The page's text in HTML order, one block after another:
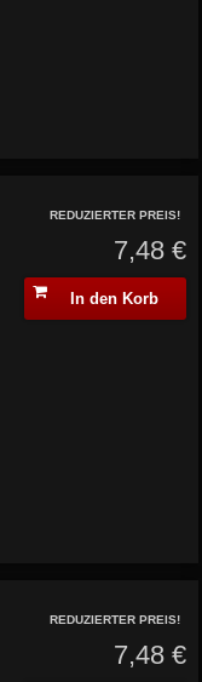
REDUZIERTER PREIS!
7,48 €
In den Korb
REDUZIERTER PREIS!
7,48 €